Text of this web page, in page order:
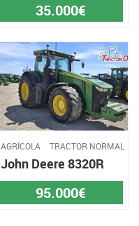
35.000€
AGRÍCOLA TRACTOR NORMAL
John Deere 8320R
95.000€